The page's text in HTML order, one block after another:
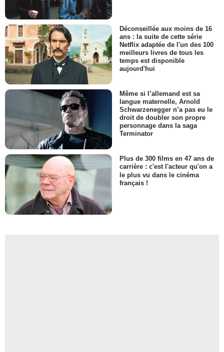
Déconseillée aux moins de 16
ans : la suite de cette série
Netflix adaptée de l'un des 100
meilleurs livres de tous les
temps est disponible
aujourd'hui
Même si l’allemand est sa
langue maternelle, Arnold
Schwarzenegger n’a pas eu le
droit de doubler son propre
personnage dans la saga
Terminator
Plus de 300 films en 47 ans de
carrière : c'est l'acteur qu'on a
le plus vu dans le cinéma
français !